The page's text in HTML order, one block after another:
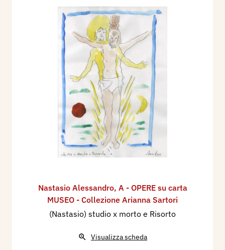
Nastasio Alessandro, A - OPERE su carta
MUSEO - Collezione Arianna Sartori
(Nastasio) studio x morto e Risorto
Visualizza scheda